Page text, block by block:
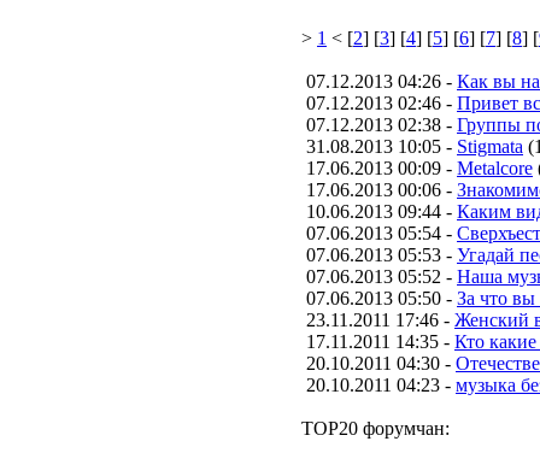
> 1 < [2] [3] [4] [5] [6] [7] [8] [
07.12.2013 04:26 - Как вы
07.12.2013 02:46 - Привет
07.12.2013 02:38 - Группы
31.08.2013 10:05 - Stigmata
17.06.2013 00:09 - Metalcore
17.06.2013 00:06 -
10.06.2013 09:44 - Каким
07.06.2013 05:54 -
07.06.2013 05:53 - Угадай
07.06.2013 05:52 - Наша
07.06.2013 05:50 - За что вы
23.11.2011 17:46 - Женский
17.11.2011 14:35 - Кто
20.10.2011 04:30 -
20.10.2011 04:23 - музыка
TOP20 форумчан: